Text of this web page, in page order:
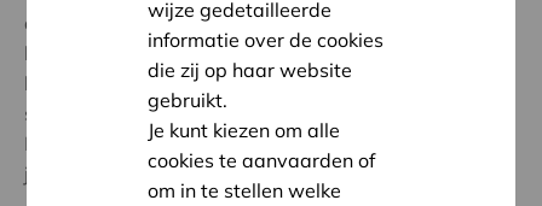
aanraking omzet in klanken en muziek. Dit is een
bijzonder toestel die voor verbinding kan zorgen bij
bewoners met geheugenproblemen. Ook in de
samenwerking met de nabijgelegen school 'De
Ruimtevaarder' zorgt de CRDL voor verbinding tussen
jong en oud want 'jong en oud is goud'.
wijze gedetailleerde
informatie over de cookies
die zij op haar website
gebruikt.
Je kunt kiezen om alle
cookies te aanvaarden of
om in te stellen welke